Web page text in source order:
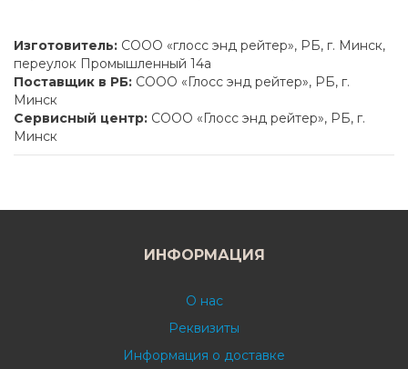
Изготовитель: СООО «глосс энд рейтер», РБ, г. Минск,
переулок Промышленный 14а
Поставщик в РБ: СООО «Глосс энд рейтер», РБ, г.
Минск
Сервисный центр: СООО «Глосс энд рейтер», РБ, г.
Минск
ИНФОРМАЦИЯ
О нас
Реквизиты
Информация о доставке